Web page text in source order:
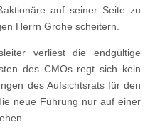
auf seiner Seite zu
Herrn Grohe scheitern.
verliest die endgültige
des CMOs regt sich kein
des Aufsichtsrats für den
neue Führung nur auf einer